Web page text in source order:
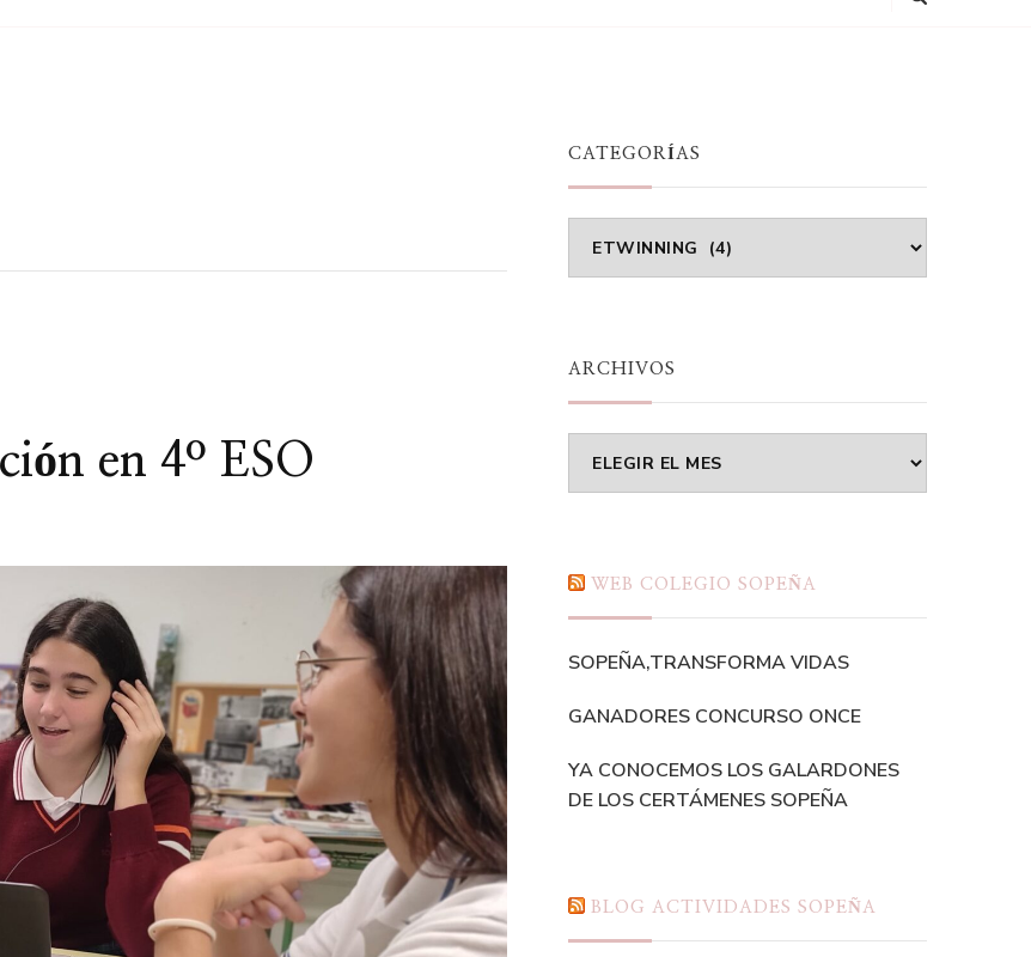
en 4º ESO
CATEGORÍAS
Categorías
ARCHIVOS
Archivos
WEB COLEGIO SOPEÑA
SOPEÑA,TRANSFORMA VIDAS
GANADORES CONCURSO ONCE
YA CONOCEMOS LOS GALARDONES
DE LOS CERTÁMENES SOPEÑA
BLOG ACTIVIDADES SOPEÑA